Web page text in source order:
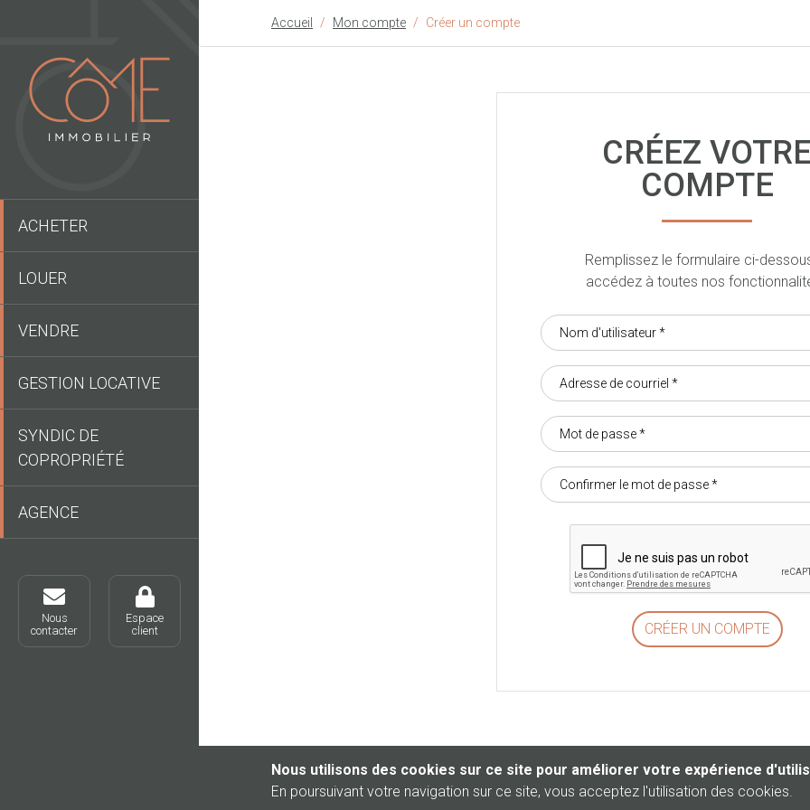
ACHETER
LOUER
VENDRE
GESTION LOCATIVE
SYNDIC DE
COPROPRIÉTÉ
AGENCE
Nous
contacter
Espace
client
Accueil Mon compte Créer un compte
CRÉEZ VOTRE
COMPTE
Remplissez le formulaire ci-
accédez à toutes nos
Nous utilisons des cookies sur ce site pour améliorer votre expérience
En poursuivant votre navigation sur ce site, vous acceptez l'utilisation des cookies.